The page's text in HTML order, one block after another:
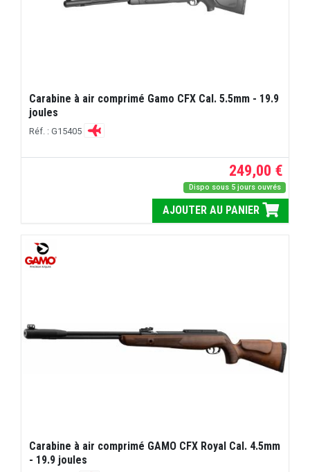
Carabine à air comprimé Gamo CFX Cal. 5.5mm - 19.9
joules
Réf. : G15405
249,00 €
Dispo sous 5 jours ouvrés
AJOUTER AU PANIER
Carabine à air comprimé GAMO CFX Royal Cal. 4.5mm
- 19.9 joules